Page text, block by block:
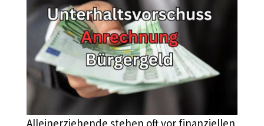
Alleinerziehende stehen oft vor finanziellen